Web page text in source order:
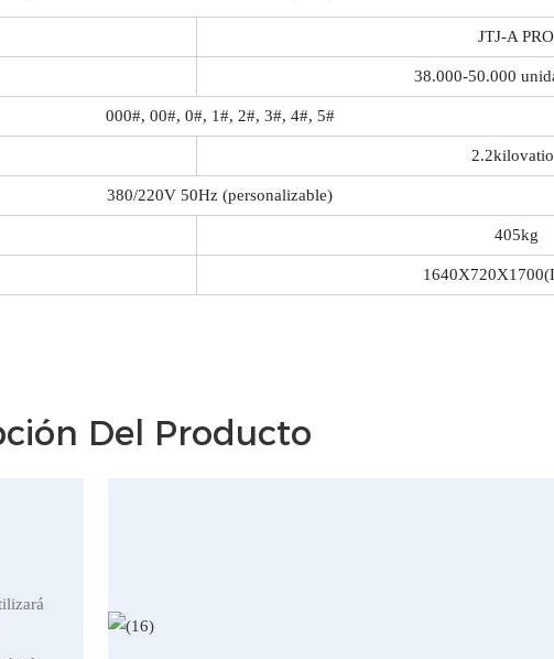
JTJ-A PRO
38.000-50.000
000#, 00#, 0#, 1#, 2#, 3#, 4#, 5#
380/220V 50Hz (personalizable)
405kg
Del Producto